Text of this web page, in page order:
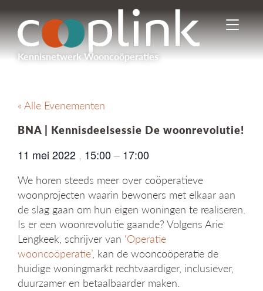
Kennisnetwerk Wooncoöperaties
I
n
-
c
h
e
n
g
« Alle Evenementen
BNA | Kennisdeelsessie De woonrevolutie!
11 mei 2022 , 15:00 – 17:00
We horen steeds meer over coöperatieve
woonprojecten waarin bewoners met elkaar aan
de slag gaan om hun eigen woningen te realiseren.
Is er een woonrevolutie gaande? Volgens Arie
Lengkeek, schrijver van ‘Operatie
wooncoöperatie’, kan de wooncoöperatie de
huidige woningmarkt rechtvaardiger, inclusiever,
duurzamer en betaalbaarder maken.